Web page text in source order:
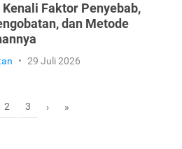
Kenali Faktor Penyebab,
dan Metode
• 29 Juli 2026
2 3 › »